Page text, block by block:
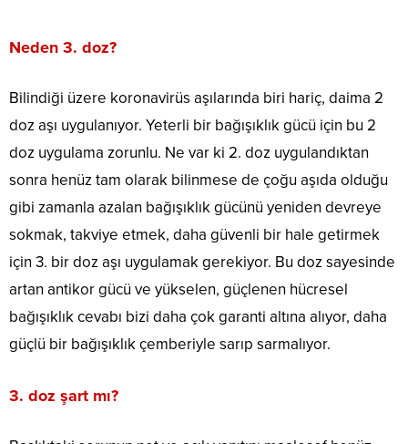
Neden 3. doz?
Bilindiği üzere koronavirüs aşılarında biri hariç, daima 2
doz aşı uygulanıyor. Yeterli bir bağışıklık gücü için bu 2
doz uygulama zorunlu. Ne var ki 2. doz uygulandıktan
sonra henüz tam olarak bilinmese de çoğu aşıda olduğu
gibi zamanla azalan bağışıklık gücünü yeniden devreye
sokmak, takviye etmek, daha güvenli bir hale getirmek
için 3. bir doz aşı uygulamak gerekiyor. Bu doz sayesinde
artan antikor gücü ve yükselen, güçlenen hücresel
bağışıklık cevabı bizi daha çok garanti altına alıyor, daha
güçlü bir bağışıklık çemberiyle sarıp sarmalıyor.
3. doz şart mı?